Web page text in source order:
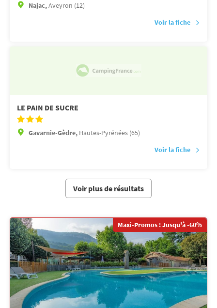
Najac,Aveyron (12)
Voir la fiche
LE PAIN DE SUCRE
Gavarnie-Gèdre, Hautes-Pyrénées (65)
Voir la fiche
Voir plus de résultats
Maxi-Promos : Jusqu'à -60%